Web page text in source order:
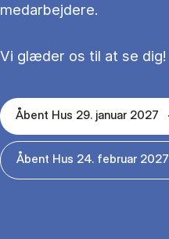
medarbejdere.
Vi glæder os til at se dig!
Åbent Hus 29. januar 2027
Åbent Hus 24. februar 2027